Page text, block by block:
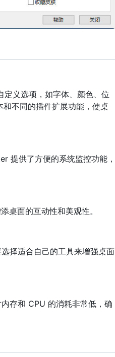
义选项，如字体、颜色、位
不同的插件扩展功能，使桌
提供了方便的系统监控功能，
桌面的互动性和美观性。
择适合自己的工具来增强桌面
存和 CPU 的消耗非常低，确